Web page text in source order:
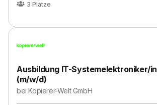
3 Plätze
Ausbildung IT-Systemelektroniker/in
(m/w/d)
beiKopierer-Welt GmbH